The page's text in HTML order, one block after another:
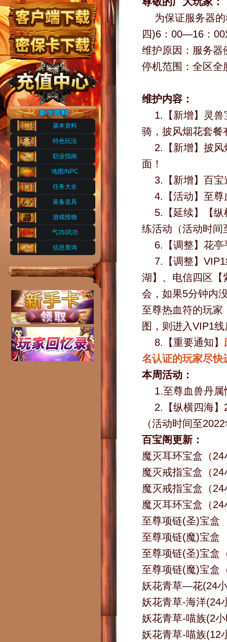
基本资料
特色玩法
职业指南
地图/NPC
任务大全
装备道具
游戏怪物
气功/武功
信息查询
为保证服务器
四)6：00—16：00
维护原因：服务器
停机范围：全区全
维护内容：
1.【新增】灵
骑，披风烟花套餐
2.【新增】披
面！
3.【新增】百
4.【活动】至
5.【延续】【
练活动（活动时间
6.【调整】花
7.【调整】
湖】、电信四区【
会，如果5分钟内
至尊热血符的玩家
图，则进入VIP1
8.【重要通知】
名认证的玩家尽快
本周活动：
1.至尊血兽丹
2.【纵横四海
（活动时间至
百宝阁更新：
魔灭耳环宝盒（
魔灭戒指宝盒（
魔灭戒指宝盒（24
魔灭耳环宝盒（24
至尊项链(圣)宝盒
至尊项链(魔)宝盒
至尊项链(圣)宝盒
至尊项链(魔)宝盒
妖花青草—花(24
妖花青草-海洋(24
妖花青草-喵族(2
妖花青草-喵族(12